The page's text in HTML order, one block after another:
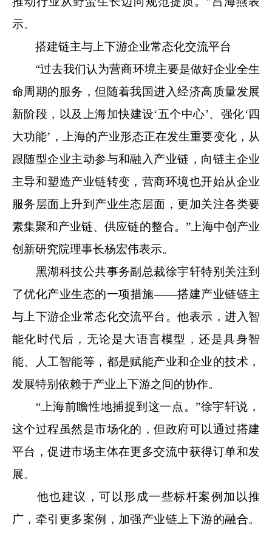
示。
搭建链主与上下游企业常态化交流平台
“过去我们认为营商环境主要是做好企业全生
命周期的服务，但随着我国进入经济高质量发展
新阶段，以及上海加快建设‘五个中心’、强化‘四
大功能’，上海的产业形态正在发生重要变化，从
跟随型企业主动参与和融入产业链，向链主企业
主导和塑造产业链转变，营商环境也开始从企业
服务层面上升到产业生态层面，更加关注各类要
素集聚和产业链、供应链的整合。”上海中创产业
创新研究院理事长杨宏伟表示。
黑湖科技公共事务副总裁徐宇轩特别关注到
了优化产业生态的一项措施——搭建产业链链主
与上下游企业常态化交流平台。他表示，进入智
能化时代后，无论是大语言模型，还是具身智
能、人工智能等，都是赋能产业和企业的技术，
发展特别依赖于产业上下游之间的协作。
“上海前瞻性地捕捉到这一点。”徐宇轩说，
这个过程虽然是市场化的，但政府可以通过搭建
平台，促进市场主体在更多交流中获得订单和发
展。
他也建议，可以形成一些标杆案例加以推
广，牵引更多案例，加强产业链上下游的融合。